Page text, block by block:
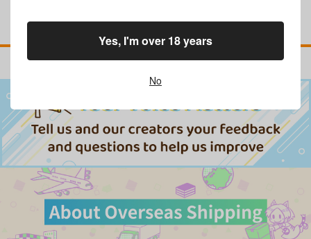
No
Yes, I'm over 18 years